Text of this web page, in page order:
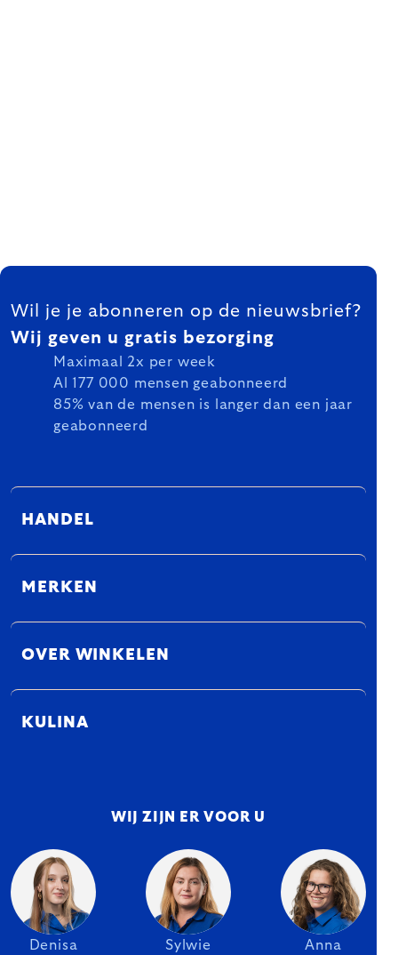
FOOTER
Wil je je abonneren op de nieuwsbrief?
Wij geven u gratis bezorging
Maximaal 2x per week
Al 177 000 mensen geabonneerd
85% van de mensen is langer dan een jaar
geabonneerd
HANDEL
MERKEN
OVER WINKELEN
KULINA
WIJ ZIJN ER VOOR U
Denisa Sylwie Anna